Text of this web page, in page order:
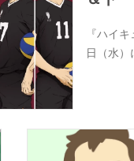
『ハイ
日（水